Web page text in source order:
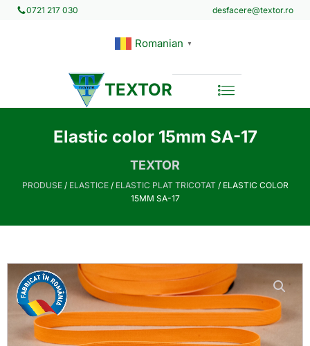
0721 217 030 desfacere@textor.ro
Romanian ▼
TEXTOR
Elastic color 15mm SA-17
TEXTOR
PRODUSE/ ELASTICE/ ELASTIC PLAT TRICOTAT/ ELASTIC COLOR
15MM SA-17